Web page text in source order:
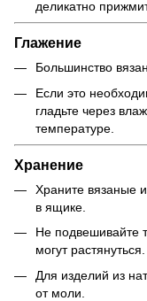
деликатно
Глажение
Большинство
Если это
гладьте через
температуре.
Хранение
Храните вязаные
в ящике.
Не подвешивайте
могут растянуться.
Для изделий из
от моли.